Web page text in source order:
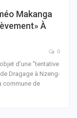
Makanga
À
0
d'une "tentative
Dragage à Nzeng-
commune de